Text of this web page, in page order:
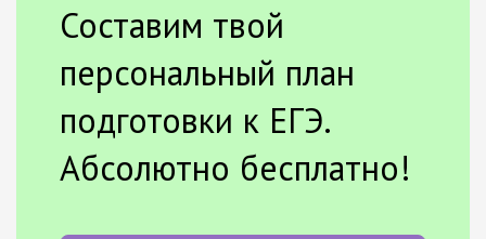
Составим твой
персональный план
подготовки к ЕГЭ.
Абсолютно бесплатно!